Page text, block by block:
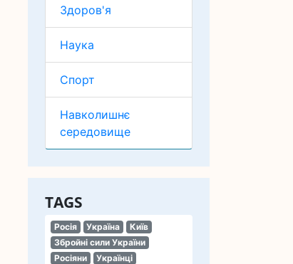
Здоров'я
Наука
Спорт
Навколишнє
середовище
TAGS
Росія Україна
Київ
Збройні сили України
Росіяни
Українці